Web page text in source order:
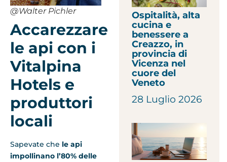
@Walter Pichler
Accarezzare
le api con i
Vitalpina
Hotels e
produttori
locali
Sapevate che le api
impollinano l’80% delle
Ospitalità, alta
cucina e
benessere a
Creazzo, in
provincia di
Vicenza nel
cuore del
Veneto
28 Luglio 2026